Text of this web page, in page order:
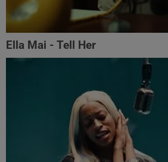
Ella Mai - Tell Her